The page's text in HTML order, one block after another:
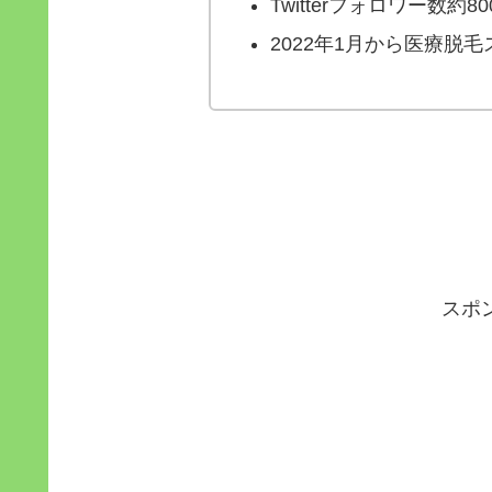
Twitterフォロワー数約
2022年1月から医療脱毛
スポ